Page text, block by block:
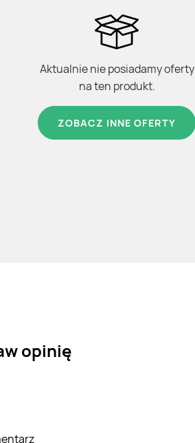
Aktualnie nie posiadamy oferty
na ten produkt.
ZOBACZ INNE OFERTY
opinię